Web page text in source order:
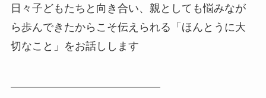
日々子どもたちと向き合い、親としても悩みなが
ら歩んできたからこそ伝えられる「ほんとうに大
切なこと」をお話しします
――――――――――――――